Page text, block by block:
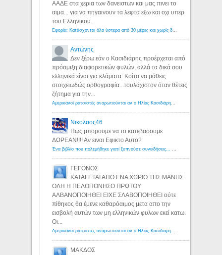
ΑΑΔΕ στα χερια των δανειστων και μας πινει το
αιμα... για να πηγαινουν τα λεφτα εξω και οχι υπερ
του Ελληνικου...
Εφορία: Κατάσχονται όλα ύστερα από 30 μέρες και χωρίς δικαστικές αποφάσεις - Λόγιος Ερμής
Αντώνης
Δεν ξέρω εάν ο Κασιδιάρης προέρχεται από
πρόσμιξη διαφορετικών φυλών, αλλά τα δικά σου
ελληνικά είναι για κλάματα. Κοίτα να μάθεις
στοιχειωδώς ορθογραφία...τουλάχιστον όταν θέτεις
ζήτημα για την...
Αμερικανοί ρατσιστές αναρωτιούνται αν ο Ηλίας Κασιδιάρης ανήκει στη λευκή φυλή... - Λόγιος Ερμής
Νικολαος46
Πως μπορουμε να το κατεβασουμε
ΔΩΡΕΑΝ!!!! Αν ειναι Εφικτο Αυτο?
Ένα βιβλίο που πολεμήθηκε γιατί ξυπνούσε συνειδήσεις... - Λόγιος Ερμής | Η γνώση ξεκινάει με την αναζήτηση...
ΓΕΓΟΝΟΣ
ΚΑΤΑΓΕΤΑΙ ΑΠΟ ΕΝΑ ΧΩΡΙΟ ΤΗΣ ΜΑΝΗΣ.
ΟΛΗ Η ΠΕΛΟΠΟΝΗΣΟ ΠΡΩΤΟΥ
ΑΛΒΑΝΟΠΟΙΗΘΕΙ ΕΙΧΕ ΣΛΑΒΟΠΟΙΗΘΕΙ ούτε
πίθηκος θα έμενε καθαρόαιμος μετα απο την
εισβολή αυτών των μη ελληνικών φυλων εκεί κατω.
Οι...
Αμερικανοί ρατσιστές αναρωτιούνται αν ο Ηλίας Κασιδιάρης ανήκει στη λευκή φυλή... - Λόγιος Ερμής
ΜΑΚΔΟΣ